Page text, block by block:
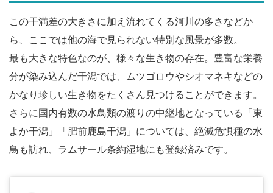
この干満差の大きさに加え流れてくる河川の多さなどか
ら、ここでは他の海で見られない特別な風景が多数。
最も大きな特色なのが、様々な生き物の存在。豊富な栄養
分が染み込んだ干潟では、ムツゴロウやシオマネキなどの
かなり珍しい生き物をたくさん見つけることができます。
さらに国内有数の水鳥類の渡りの中継地となっている「東
よか干潟」「肥前鹿島干潟」については、絶滅危惧種の水
鳥も訪れ、ラムサール条約湿地にも登録済みです。